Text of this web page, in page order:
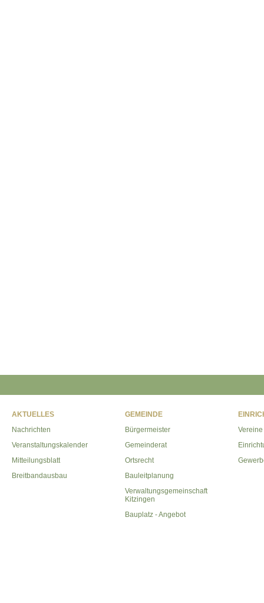
AKTUELLES
Nachrichten
Veranstaltungskalender
Mitteilungsblatt
Breitbandausbau
GEMEINDE
Bürgermeister
Gemeinderat
Ortsrecht
Bauleitplanung
Verwaltungsgemeinschaft
Kitzingen
Bauplatz - Angebot